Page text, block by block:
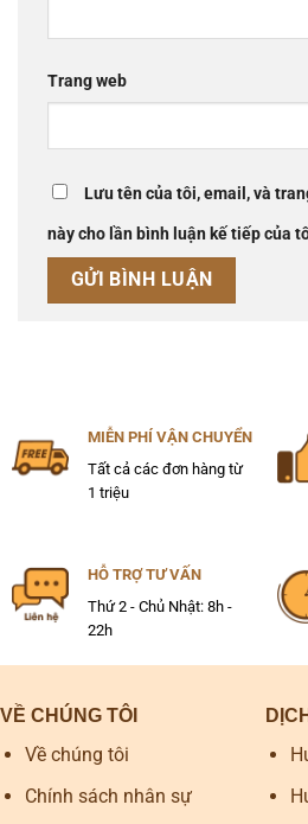
Trang web
Lưu tên của tôi, email, và
này cho lần bình luận kế tiếp của
MIỄN PHÍ VẬN CHUYỂN
Tất cả các đơn hàng từ
1 triệu
HỖ TRỢ TƯ VẤN
Thứ 2 - Chủ Nhật: 8h -
22h
VỀ CHÚNG TÔI
Về chúng tôi
Chính sách nhân sự